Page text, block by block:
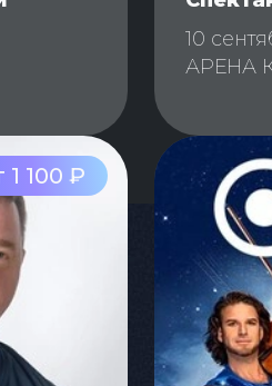
10
АРЕНА
1 100 ₽